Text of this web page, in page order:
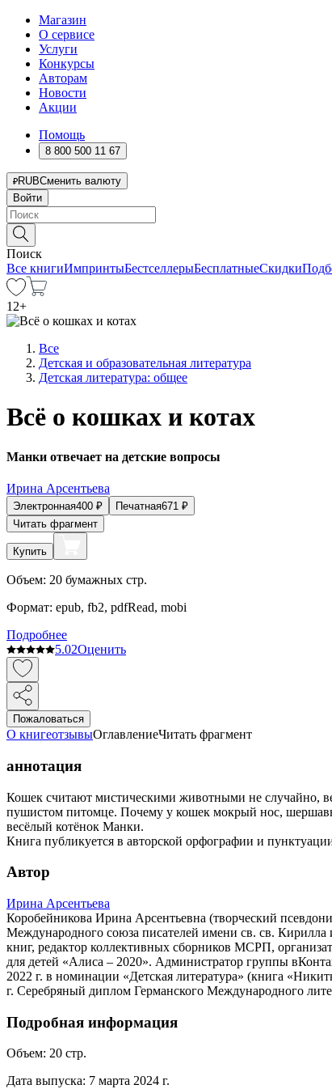
Магазин
О сервисе
Услуги
Конкурсы
Авторам
Новости
Акции
Помощь
8 800 500 11 67
RUBСменить валюту
Войти
Поиск
Все книгиИмпринтыБестселлерыБесплатныеСкидки
12+
Все
Детская и образовательная литература
Детская литература: общее
Всё о кошках и котах
Манки отвечает на детские вопросы
Ирина Арсентьева
Электронная400 ₽ Печатная671 ₽
Читать фрагмент
Купить
Объем: 20 бумажных стр.
Формат: epub, fb2, pdfRead, mobi
Подробнее
5.02Оценить
Пожаловаться
О книгеотзывыОглавлениеЧитать фрагмент
аннотация
Кошек считают мистическими животными не случайно,
пушистом питомце. Почему у кошек мокрый нос,
весёлый котёнок Манки.
Книга публикуется в авторской орфографии и
Автор
Ирина Арсентьева
Коробейникова Ирина Арсентьевна (творческий
Международного союза писателей имени св. св.
книг, редактор коллективных сборников МСРП,
для детей «Алиса – 2020». Администратор группы
2022 г. в номинации «Детская литература» (книга
г. Серебряный диплом Германского Международного
Подробная информация
Объем: 20 стр.
Дата выпуска: 7 марта 2024 г.